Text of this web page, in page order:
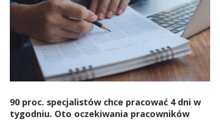
90 proc. specjalistów chce pracować 4 dni w
tygodniu. Oto oczekiwania pracowników